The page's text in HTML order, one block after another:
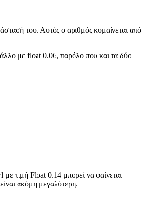
του. Αυτός ο αριθμός κυμαίνεται από
άλλο με float 0.06, παρόλο που και τα δύο
τιμή Float 0.14 μπορεί να φαίνεται
ακόμη μεγαλύτερη.